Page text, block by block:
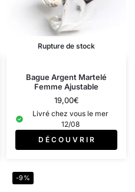
Rupture de stock
Bague Argent Martelé
Femme Ajustable
19,00€
Livré chez vous le mer
12/08
D É C O U V R I R
-9%